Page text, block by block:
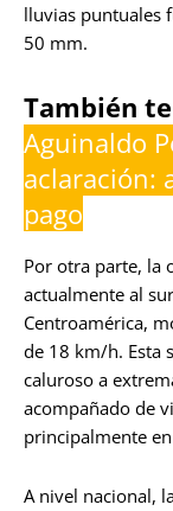
lluvias puntuales
50 mm.
También
Aguinaldo
aclaración:
pago
Por otra parte, la
actualmente al
Centroamérica,
de 18 km/h. Esta
caluroso a
acompañado de
principalmente
A nivel nacional,